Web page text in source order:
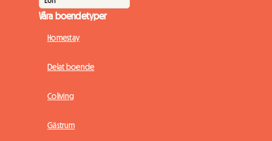
Våra boendetyper
Homestay
Delat boende
Coliving
Gästrum